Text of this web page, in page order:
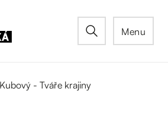
Menu
- Tváře krajiny